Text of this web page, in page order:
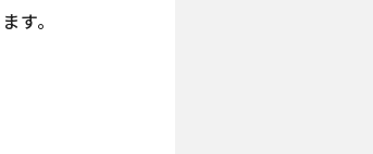
す。